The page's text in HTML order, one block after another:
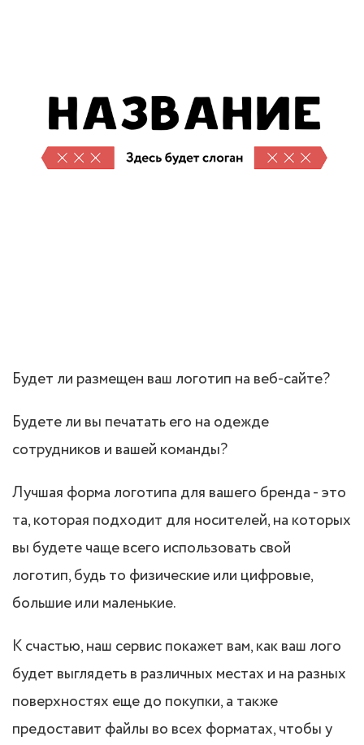
Будет ли размещен ваш логотип на веб-сайте?
Будете ли вы печатать его на одежде
сотрудников и вашей команды?
Лучшая форма логотипа для вашего бренда - это
та, которая подходит для носителей, на которых
вы будете чаще всего использовать свой
логотип, будь то физические или цифровые,
большие или маленькие.
К счастью, наш сервис покажет вам, как ваш лого
будет выглядеть в различных местах и на разных
поверхностях еще до покупки, а также
предоставит файлы во всех форматах, чтобы у